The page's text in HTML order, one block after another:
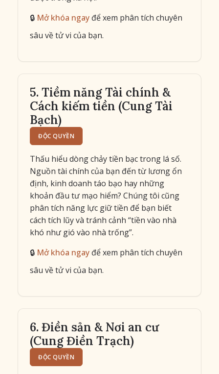
🔒 Mở khóa ngay để xem phân tích chuyên
sâu về tử vi của bạn.
5. Tiềm năng Tài chính &
Cách kiếm tiền (Cung Tài
Bạch)
ĐỘC QUYỀN
Thấu hiểu dòng chảy tiền bạc trong lá số.
Nguồn tài chính của bạn đến từ lương ổn
định, kinh doanh táo bạo hay những
khoản đầu tư mạo hiểm? Chúng tôi cũng
phân tích năng lực giữ tiền để bạn biết
cách tích lũy và tránh cảnh “tiền vào nhà
khó như gió vào nhà trống”.
🔒 Mở khóa ngay để xem phân tích chuyên
sâu về tử vi của bạn.
6. Điền sản & Nơi an cư
(Cung Điền Trạch)
ĐỘC QUYỀN